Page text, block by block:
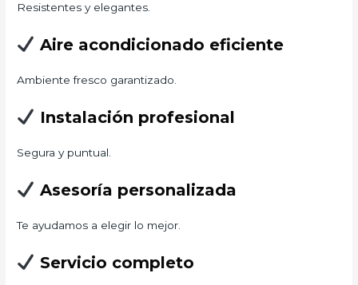
Resistentes y elegantes.
Aire acondicionado eficiente
Ambiente fresco garantizado.
Instalación profesional
Segura y puntual.
Asesoría personalizada
Te ayudamos a elegir lo mejor.
Servicio completo